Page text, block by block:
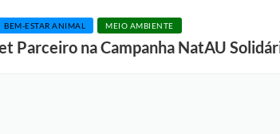
BEM-ESTAR ANIMAL MEIO AMBIENTE
Parceiro na Campanha NatAU